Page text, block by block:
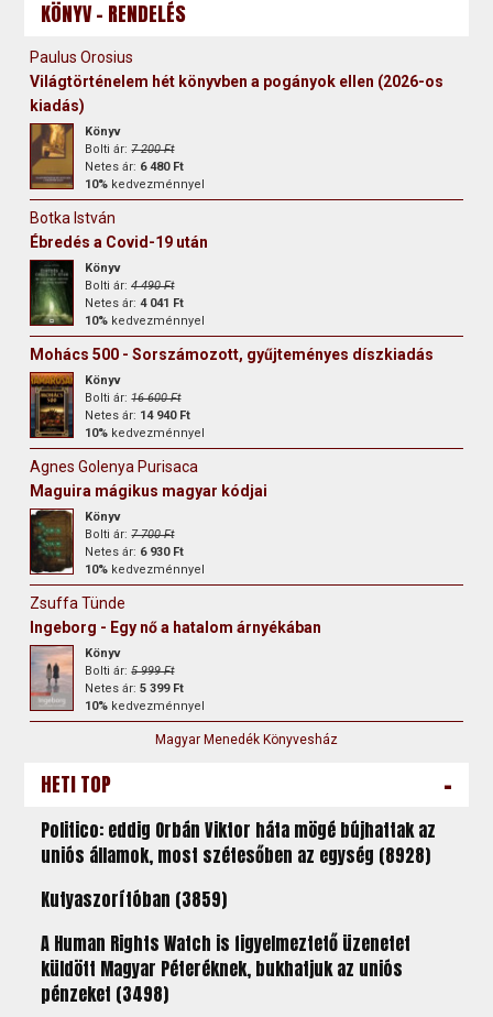
KÖNYV - RENDELÉS
Paulus Orosius
Világtörténelem hét könyvben a pogányok ellen (2026-os
kiadás)
Könyv
Bolti ár:7 200 Ft
Netes ár: 6 480 Ft
10% kedvezménnyel
Botka István
Ébredés a Covid-19 után
Könyv
Bolti ár:4 490 Ft
Netes ár:4 041 Ft
10% kedvezménnyel
Mohács 500 - Sorszámozott, gyűjteményes díszkiadás
Könyv
Bolti ár:16 600 Ft
Netes ár: 14 940 Ft
10% kedvezménnyel
Agnes Golenya Purisaca
Maguira mágikus magyar kódjai
Könyv
Bolti ár:7 700 Ft
Netes ár: 6 930 Ft
10% kedvezménnyel
Zsuffa Tünde
Ingeborg - Egy nő a hatalom árnyékában
Könyv
Bolti ár:5 999 Ft
Netes ár:5 399 Ft
10% kedvezménnyel
Magyar Menedék Könyvesház
HETI TOP -
Politico: eddig Orbán Viktor háta mögé bújhattak az
uniós államok, most szétesőben az egység (8928)
Kutyaszorítóban (3859)
A Human Rights Watch is figyelmeztető üzenetet
küldött Magyar Péteréknek, bukhatjuk az uniós
pénzeket (3498)